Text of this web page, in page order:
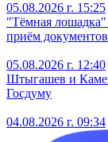
05.08.2026 г. 15:25
"Тёмная лошадка"
приём
05.08.2026 г. 12:40
Штыгашев и
Госдуму
04.08.2026 г. 09:34